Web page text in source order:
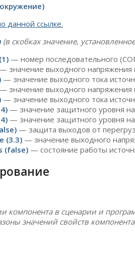
данной ссылке.
(в скобках значение,
— номер последовательного
— значение выходного напряжения
— значение выходного тока
— значение выходного напряжения
— значение выходного тока
— значение защитного уровня
— значение защитного уровня
— защита выходов от
(3.3) — значение выходного
(false) — состояние работы
компонента в сценарии и
значений свойств